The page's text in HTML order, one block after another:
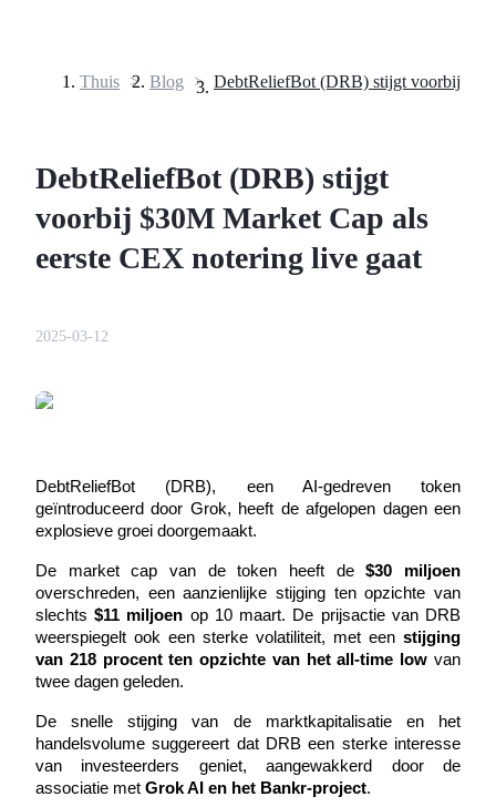
USDT-futures
COIN-M-futures
Cryptocurrency-futures
TradFi
Derivaten voor aandelen, forex, edelmetalen en grondstoffen
Thuis > Blog >
DebtReliefBot (DRB) stijgt
voorbij $30M Market Cap als
eerste CEX notering live gaat
2025-03-12
DebtReliefBot (DRB), een AI-gedreven token
geïntroduceerd door Grok, heeft de afgelopen dagen een
explosieve groei doorgemaakt.
De market cap van de token heeft de $30 miljoen
overschreden, een aanzienlijke stijging ten opzichte van
slechts $11 miljoen op 10 maart. De prijsactie van DRB
weerspiegelt ook een sterke volatiliteit, met een stijging
van 218 procent ten opzichte van het all-time low van
twee dagen geleden.
De snelle stijging van de marktkapitalisatie en het
handelsvolume suggereert dat DRB een sterke interesse
van investeerders geniet, aangewakkerd door de
associatie met Grok AI en het Bankr-project.